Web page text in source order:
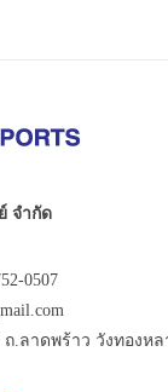
จำกัด
0507
.ลาดพร้าว วังทองหล